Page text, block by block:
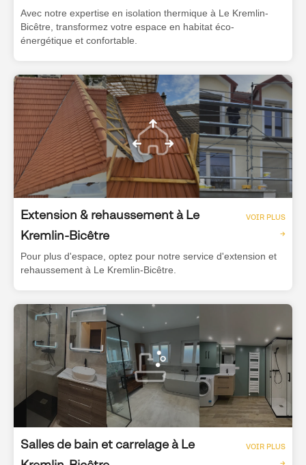
Avec notre expertise en isolation thermique à Le Kremlin-
Bicêtre, transformez votre espace en habitat éco-
énergétique et confortable.
Extension & rehaussement à Le
Kremlin-Bicêtre
VOIR PLUS
→
Pour plus d'espace, optez pour notre service d'extension et
rehaussement à Le Kremlin-Bicêtre.
Salles de bain et carrelage à Le
VOIR PLUS
→